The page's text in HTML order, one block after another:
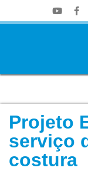
Projeto
serviço
costura